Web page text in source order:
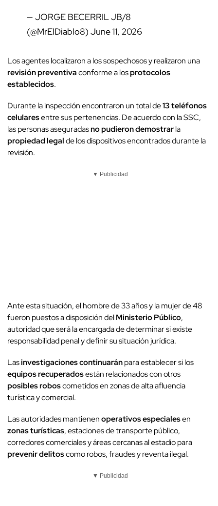
— JORGE BECERRIL JB/8
(@MrElDiablo8) June 11, 2026
Los agentes localizaron a los sospechosos y realizaron una
revisión preventivaconforme a losprotocolos
establecidos.
Durante la inspección encontraron un total de13 teléfonos
celularesentre sus pertenencias. De acuerdo con la SSC,
las personas aseguradasno pudieron demostrarla
propiedad legalde los dispositivos encontrados durante la
revisión.
▼ Publicidad
Ante esta situación, el hombre de 33 años y la mujer de 48
fueron puestos a disposición delMinisterio Público,
autoridad que será la encargada de determinar si existe
responsabilidad penal y definir su situación jurídica.
Lasinvestigaciones continuaránpara establecer si los
equipos recuperadosestán relacionados con otros
posibles roboscometidos en zonas de alta afluencia
turística y comercial.
Las autoridades mantienenoperativos especialesen
zonas turísticas, estaciones de transporte público,
corredores comerciales y áreas cercanas al estadio para
prevenir delitoscomo robos, fraudes y reventa ilegal.
▼ Publicidad